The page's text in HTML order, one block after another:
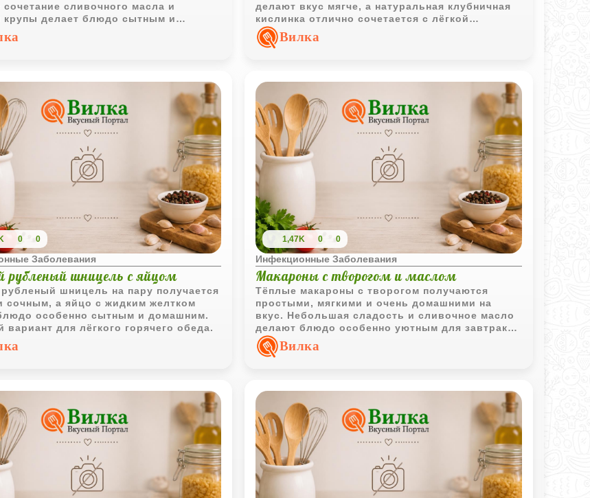
сочетание сливочного масла и
крупы делает блюдо сытным и
для завтрака.
делают вкус мягче, а натуральная клубничная
кислинка отлично сочетается с лёгкой
сладостью.
Вилка
0 0
Заболевания
рубленый шницель с яйцом
шницель на пару получается
сочным, а яйцо с жидким желтком
особенно сытным и домашним.
вариант для лёгкого горячего обеда.
1,47K 0 0
Инфекционные Заболевания
Макароны с творогом и маслом
Тёплые макароны с творогом получаются
простыми, мягкими и очень домашними на
вкус. Небольшая сладость и сливочное масло
делают блюдо особенно уютным для завтрака
или лёгкого ужина.
Вилка